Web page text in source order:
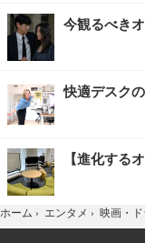
今観るべき
快適デスク
【進化する
ホーム › エンタメ › 映画・ド